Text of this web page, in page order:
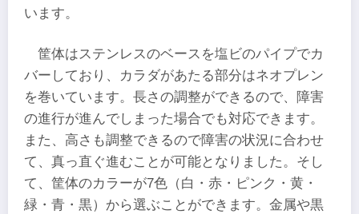
います。
筐体はステンレスのベースを塩ビのパイプでカ
バーしており、カラダがあたる部分はネオプレン
を巻いています。長さの調整ができるので、障害
の進行が進んでしまった場合でも対応できます。
また、高さも調整できるので障害の状況に合わせ
て、真っ直ぐ進むことが可能となりました。そし
て、筐体のカラーが7色（白・赤・ピンク・黄・
緑・青・黒）から選ぶことができます。金属や黒